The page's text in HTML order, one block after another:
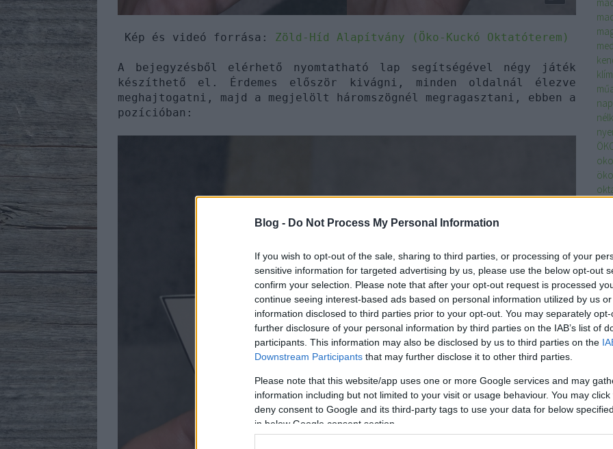
Blog - Do Not Process My Personal Information
If you wish to opt-out of the sale, sharing to third parties, or processing of your
sensitive information for targeted advertising by us, please use the below opt-out
confirm your selection. Please note that after your opt-out request is processed
continue seeing interest-based ads based on personal information utilized by us
information disclosed to third parties prior to your opt-out. You may separately
further disclosure of your personal information by third parties on the IAB’s list of
participants. This information may also be disclosed by us to third parties on the
Downstream Participants that may further disclose it to other third parties.
Please note that this website/app uses one or more Google services and may
information including but not limited to your visit or usage behaviour. You may
deny consent to Google and its third-party tags to use your data for below
in below Google consent section.
Kép és videó forrása: Zöld-Híd Alapítvány (Öko-Kuckó Oktatóterem)
A bejegyzésből elérhető nyomtatható lap segítségével négy játék
készíthető el. Érdemes először kivágni, minden oldalnál élezve
meghajtogatni, majd a megjelölt háromszögnél megragasztani, ebben a
pozícióban:
víz
nap